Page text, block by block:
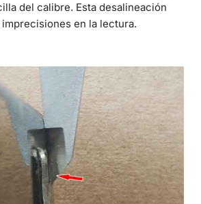
del calibre. Esta desalineación
en la lectura.